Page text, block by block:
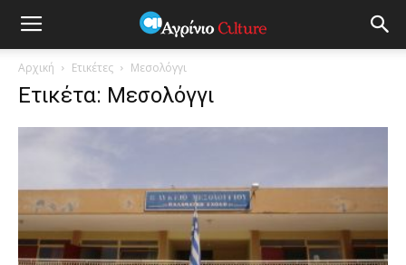
Αρχική Ετικέτες Μεσολόγγι
Ετικέτα: Μεσολόγγι